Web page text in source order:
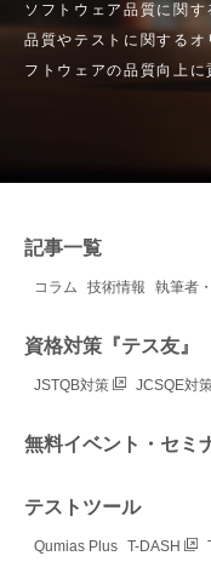
ソフトウェア品質に関
品質やテストに関する
フトウェアの品質向上
記事一覧
コラム 技術情報 執筆者
資格対策『テス友』
JSTQB対策 JCSQE対
無料イベント・セミ
テストツール
Qumias Plus T-DASH